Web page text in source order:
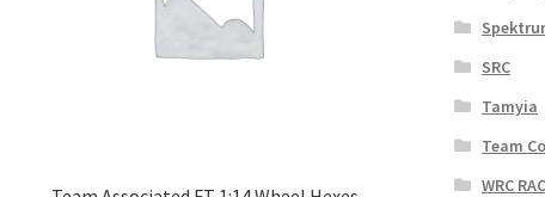
SRC
Tamyia
Team
WRC